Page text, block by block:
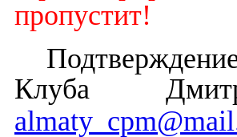
пропустит!
Клуба